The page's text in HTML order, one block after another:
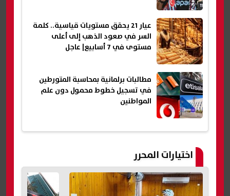
عيار 21 يحقق مستويات قياسية.. كلمة
السر في صعود الذهب إلى أعلى
مستوى في 7 أسابيع| عاجل
مطالبات برلمانية بمحاسبة المتورطين
في تسجيل خطوط محمول دون علم
المواطنين
اختيارات المحرر